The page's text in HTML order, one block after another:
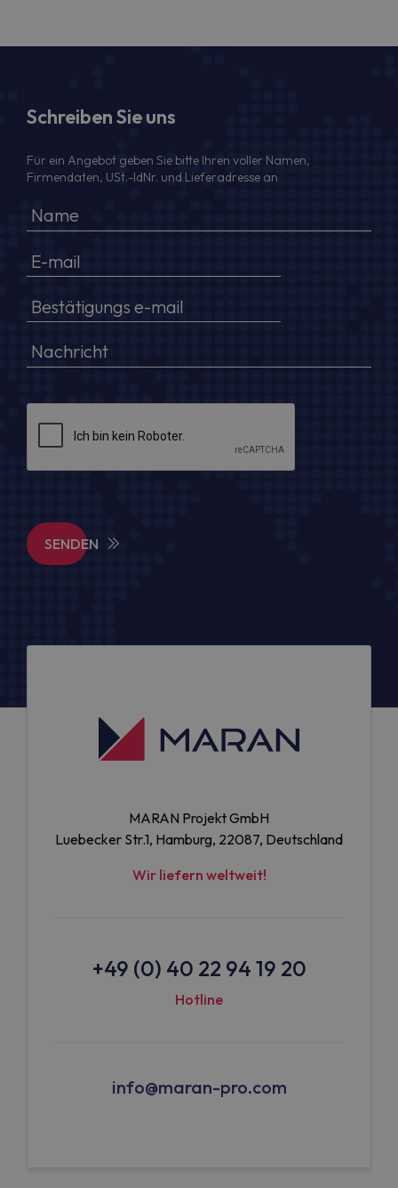
Schreiben Sie uns
Für ein Angebot geben Sie bitte Ihren voller Namen,
Firmendaten, USt.-IdNr. und Lieferadresse an
SENDEN
MARAN Projekt GmbH
Luebecker Str.1, Hamburg, 22087, Deutschland
Wir liefern weltweit!
+49 (0) 40 22 94 19 20
Hotline
info@maran-pro.com